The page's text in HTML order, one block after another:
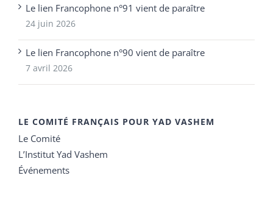
Le lien Francophone n°91 vient de paraître
24 juin 2026
Le lien Francophone n°90 vient de paraître
7 avril 2026
LE COMITÉ FRANÇAIS POUR YAD VASHEM
Le Comité
L’Institut Yad Vashem
Événements